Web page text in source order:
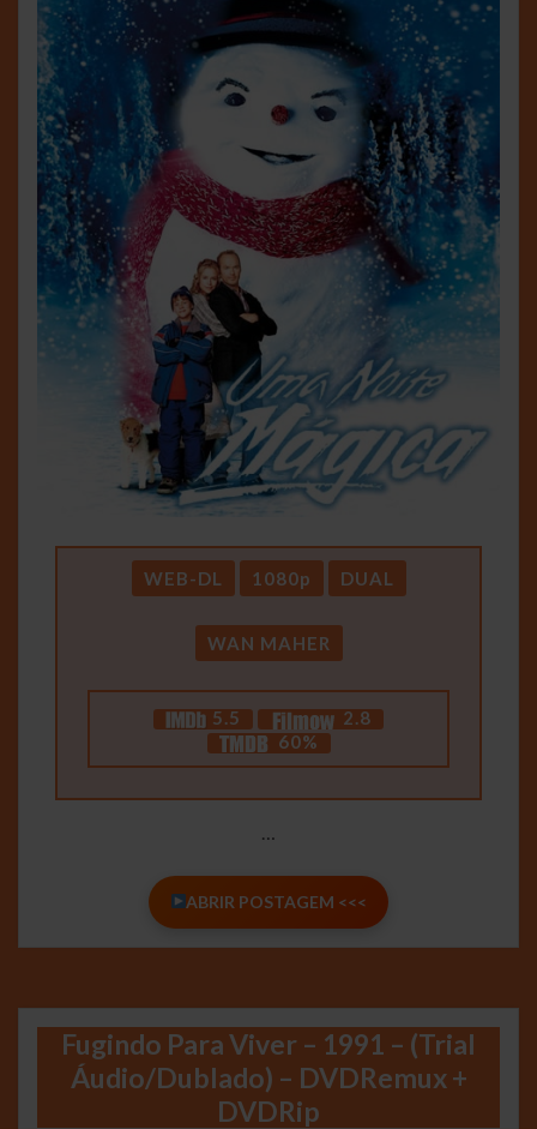
WEB-DL 1080p DUAL
WAN MAHER
5.5
2.8
60%
ABRIR POSTAGEM <<<
Fugindo Para Viver – 1991 – (Trial
Áudio/Dublado) – DVDRemux +
DVDRip